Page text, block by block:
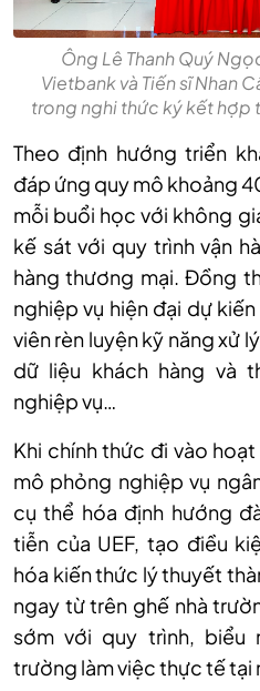
Ông Lê Thanh Quý
Vietbank và Tiến sĩ Nhan
trong nghi thức ký kết hợp
Theo định hướng triển
đáp ứng quy mô khoảng
mỗi buổi học với không
kế sát với quy trình vận
hàng thương mại. Đồng
nghiệp vụ hiện đại dự
viên rèn luyện kỹ năng xử
dữ liệu khách hàng và
nghiệp vụ…
Khi chính thức đi vào
mô phỏng nghiệp vụ
cụ thể hóa định hướng
tiễn của UEF, tạo điều
hóa kiến thức lý thuyết
ngay từ trên ghế nhà
sớm với quy trình, biểu
trường làm việc thực tế tại